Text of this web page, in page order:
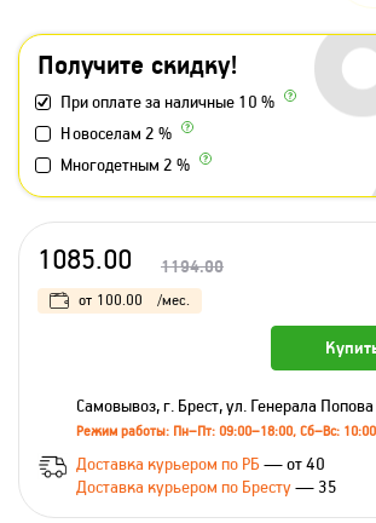
Получите скидку!
При оплате за наличные 10 %
Новоселам 2 %
Многодетным 2 %
1085.00 1194.00
от 100.00 /мес.
Самовывоз, г. Брест, ул. Генерала
Режим работы: Пн–Пт: 09:00–18:00, Сб–Вс:
Доставка курьером по РБ — от 40
Доставка курьером по Бресту— 35